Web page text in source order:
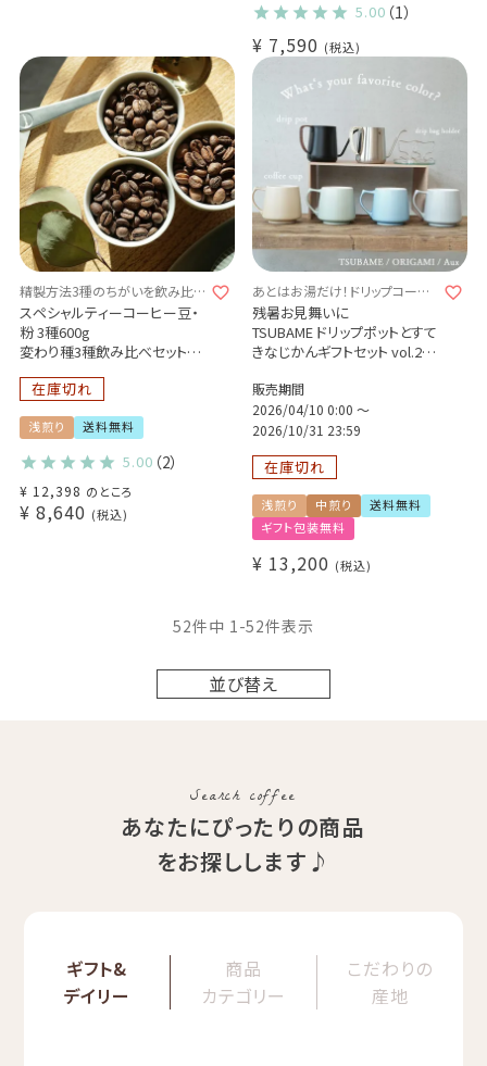
5.00 （1）
¥ 7,590 税込
精製方法3種のちがいを飲み比べ
♪
スペシャルティーコーヒー豆・
粉 3種600g
変わり種3種飲み比べセット
シコ
ー / チェリーマッドネス
厳選
在庫切れ
浅煎り 送料無料
5.00 （2）
¥ 12,398 のところ
¥ 8,640 税込
あとはお湯だけ！ドリップコーヒ
ーギフト！
残暑お見舞いに
TSUBAME ドリップポットとすて
きなじかんギフトセット vol.2
TSUBAME ドリップポット
ORIGAMI マグカップ
AUX ドリップバッグホルダー
販売期間
2026/04/10 0:00〜
2026/10/31 23:59
在庫切れ
浅煎り 中煎り
送料無料
ギフト包装無料
¥ 13,200 税込
並び替え
52件中 1-52件表示
Search coffee
あなたにぴったりの商品
をお探しします♪
ギフト&
デイリー
商品
カテゴリー
こだわりの
産地